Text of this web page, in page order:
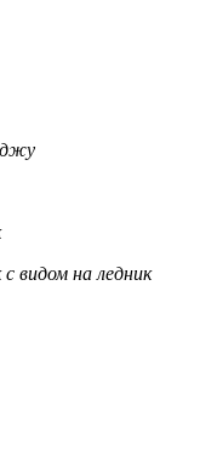
видом на ледник